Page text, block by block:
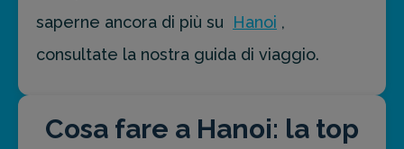
saperne ancora di più su
Hanoi ,
consultate la nostra guida di viaggio.
Cosa fare a Hanoi: la top